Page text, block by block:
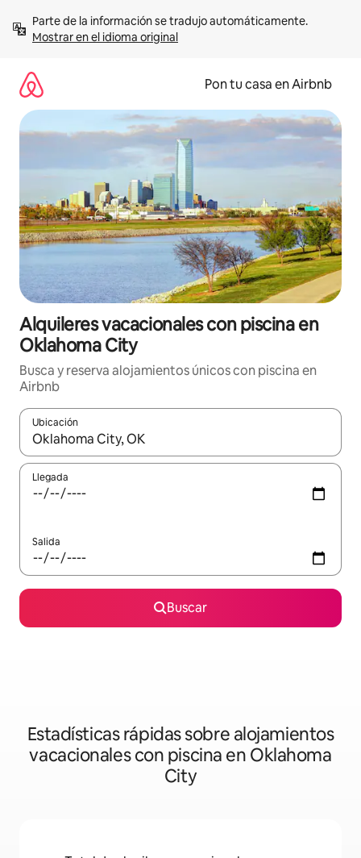
contenidoMostrar en el idioma original
Pon tu casa en Airbnb
Alquileres vacacionales con piscina en
Oklahoma City
Busca y reserva alojamientos únicos con piscina en
Airbnb
Ubicación
Cuando los resultados estén disponibles, navega con las
Llegada
Salida
Buscar
Estadísticas rápidas sobre alojamientos
vacacionales con piscina en Oklahoma
City